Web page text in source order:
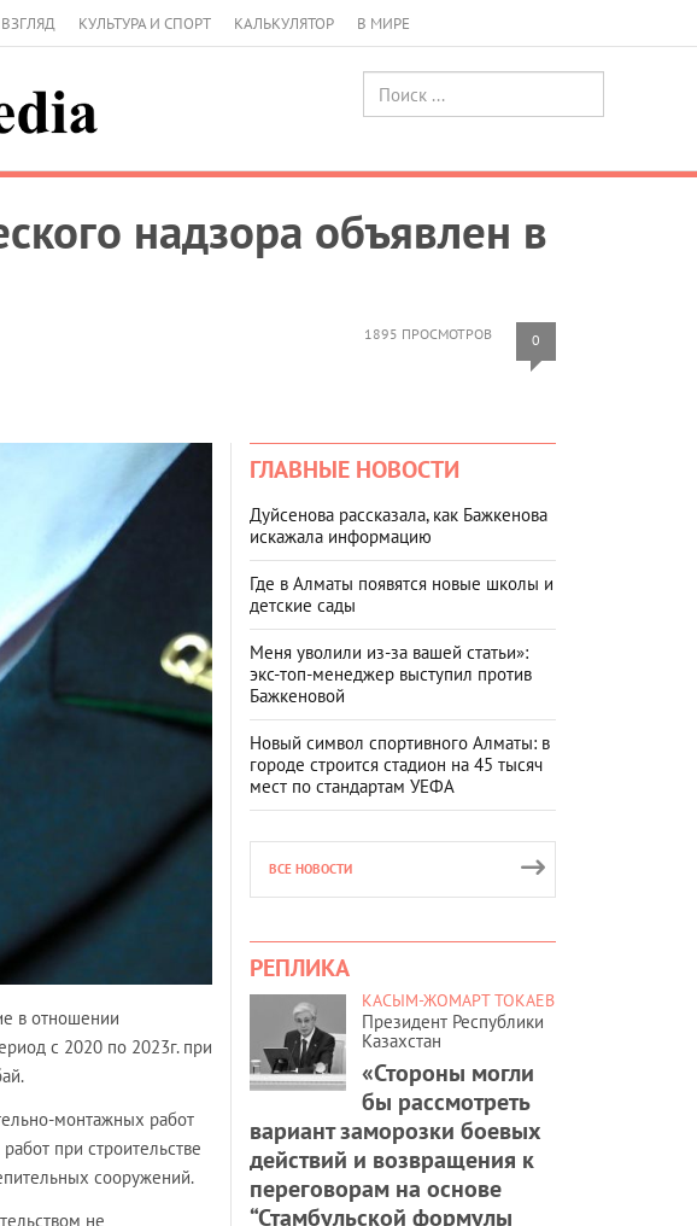
ВЗГЛЯД КУЛЬТУРА И СПОРТ КАЛЬКУЛЯТОР В МИРЕ
надзора объявлен в
1895 ПРОСМОТРОВ 0
в отношении
с 2020 по 2023г. при
монтажных работ
при строительстве
сооружений.
не
ГЛАВНЫЕ НОВОСТИ
Дуйсенова рассказала, как Бажкенова
искажала информацию
Где в Алматы появятся новые школы и
детские сады
Меня уволили из-за вашей статьи»:
экс-топ-менеджер выступил против
Бажкеновой
Новый символ спортивного Алматы: в
городе строится стадион на 45 тысяч
мест по стандартам УЕФА
ВСЕ НОВОСТИ
РЕПЛИКА
КАСЫМ-ЖОМАРТ ТОКАЕВ
Президент Республики
Казахстан
«Стороны могли
бы рассмотреть
вариант заморозки боевых
действий и возвращения к
переговорам на основе
“Стамбульской формулы